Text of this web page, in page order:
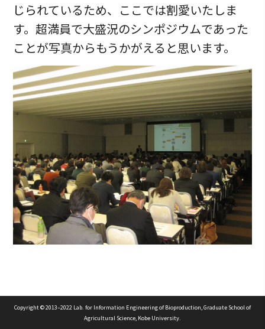
じられているため、ここでは割愛いたしま
す。超満員で大盛況のシンポジウムであった
ことが写真からもうかがえると思います。
Copyright © 2013–2022 Lab. for Information Engineering of Bioproduction, Graduate School of
Agricultural Science, Kobe University.